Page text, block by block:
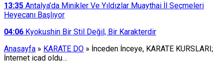
13:35 Antalya’da Minikler Ve Yıldızlar Muaythai İl Seçmeleri
Heyecanı Başlıyor
04:06 Kyokushin Bir Stil Değil, Bir Karakterdir
Anasayfa » KARATE DO » İnceden İnceye, KARATE KURSLARI;
İnternet icad oldu…